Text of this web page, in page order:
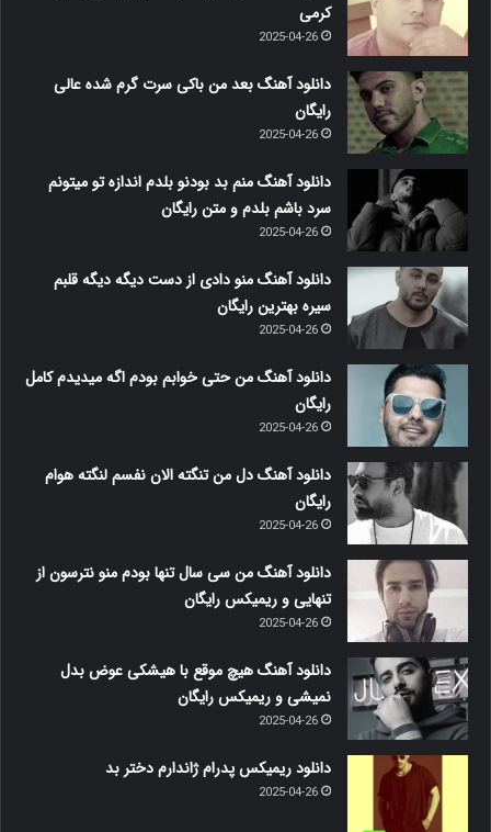
کرمی
2025-04-26
دانلود آهنگ بعد من باکی سرت گرم شده عالی
رایگان
2025-04-26
دانلود آهنگ منم بد بودنو بلدم اندازه تو میتونم
سرد باشم بلدم و متن رایگان
2025-04-26
دانلود آهنگ منو دادی از دست دیگه دیگه قلبم
سیره بهترین رایگان
2025-04-26
دانلود آهنگ من حتی خوابم بودم اگه میدیدم کامل
رایگان
2025-04-26
دانلود آهنگ دل من تنگته الان نفسم لنگته هوام
رایگان
2025-04-26
دانلود آهنگ من سی سال تنها بودم منو نترسون از
تنهایی و ریمیکس رایگان
2025-04-26
دانلود آهنگ هیچ موقع با هیشکی عوض بدل
نمیشی و ریمیکس رایگان
2025-04-26
دانلود ریمیکس پدرام ژاندارم دختر بد
2025-04-26